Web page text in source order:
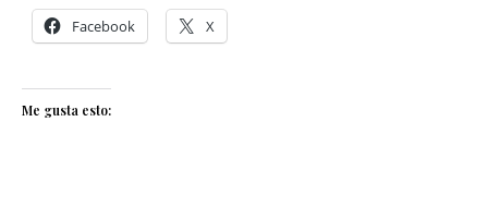
Facebook X
Me gusta esto: